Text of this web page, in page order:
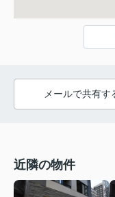
メールで共有す
近隣の物件